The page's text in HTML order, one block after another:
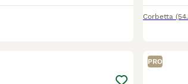
Corbetta
PRO